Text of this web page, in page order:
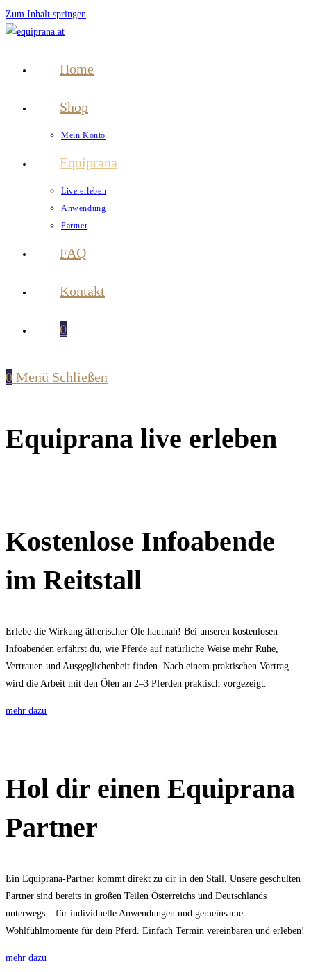
Zum Inhalt springen
Home
Shop
Mein Konto
Equiprana
Live erleben
Anwendung
Partner
FAQ
Kontakt
0
0 Menü Schließen
Equiprana live erleben
Kostenlose Infoabende
im Reitstall
Erlebe die Wirkung ätherischer Öle hautnah! Bei unseren kostenlosen
Infoabenden erfährst du, wie Pferde auf natürliche Weise mehr Ruhe,
Vertrauen und Ausgeglichenheit finden. Nach einem praktischen Vortrag
wird die Arbeit mit den Ölen an 2–3 Pferden praktisch vorgezeigt.
mehr dazu
Hol dir einen Equiprana
Partner
Ein Equiprana-Partner kommt direkt zu dir in den Stall. Unsere geschulten
Partner sind bereits in großen Teilen Österreichs und Deutschlands
unterwegs – für individuelle Anwendungen und gemeinsame
Wohlfühlmomente für dein Pferd. Einfach Termin vereinbaren und erleben!
mehr dazu